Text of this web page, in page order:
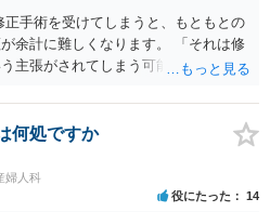
手術を受けてしまうと、もともとの
余計に難しくなります。 「それは修
主張がされてしまう可能性があるか
正手術を受けるまえに弁護士に相談
めいたします。
何処ですか
婦人科
役にたった 14